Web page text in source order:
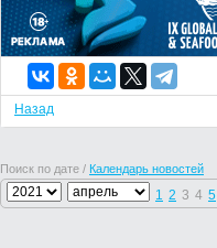
Назад
Поиск по дате / Календарь новостей
1 2 3 4 5